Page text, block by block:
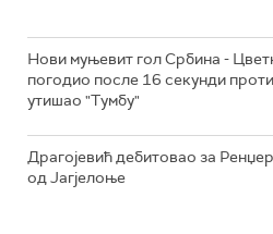
Нови муњевит гол Србина -
погодио после 16 секунди
утишао "Тумбу"
Драгојевић дебитовао за
од Јагјелоње